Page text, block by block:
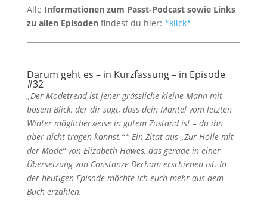
Alle Informationen zum Passt-Podcast sowie Links
zu allen Episodenfindest du hier: *klick*
Darum geht es – in Kurzfassung – in Episode
#32
„Der Modetrend ist jener grässliche kleine Mann mit
bösem Blick, der dir sagt, dass dein Mantel vom letzten
Winter möglicherweise in gutem Zustand ist – du ihn
aber nicht tragen kannst.“* Ein Zitat aus „Zur Hölle mit
der Mode“ von Elizabeth Hawes, das gerade in einer
Übersetzung von Constanze Derham erschienen ist. In
der heutigen Episode möchte ich euch mehr aus dem
Buch erzählen.